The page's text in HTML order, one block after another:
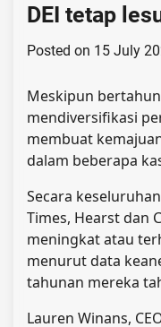
DEI tetap
Posted on 15 July
Meskipun
mendiversifikasi
membuat
dalam beberapa
Secara
Times, Hearst dan
meningkat atau
menurut data
tahunan mereka
Lauren Winans,